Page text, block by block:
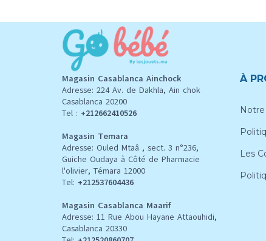
Magasin Casablanca Ainchock
Adresse: 224 Av. de Dakhla, Ain chok
Casablanca 20200
Tel : +212662410526
Magasin Temara
Adresse: Ouled Mtaâ , sect. 3 n°236,
Guiche Oudaya à Côté de Pharmacie
l'olivier, Témara 12000
Tel: +212537604436
Magasin Casablanca Maarif
Adresse: 11 Rue Abou Hayane Attaouhidi,
Casablanca 20330
À
Les